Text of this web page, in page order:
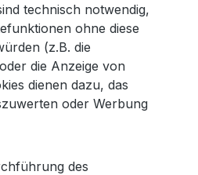
technisch notwendig,
ohne diese
(z.B. die
die Anzeige von
dienen dazu, das
oder Werbung
des